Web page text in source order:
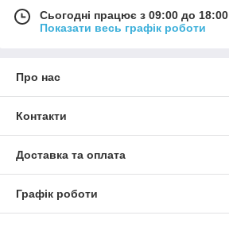
Сьогодні працює з 09:00 до 18:00
Показати весь графік роботи
Про нас
Контакти
Доставка та оплата
Графік роботи